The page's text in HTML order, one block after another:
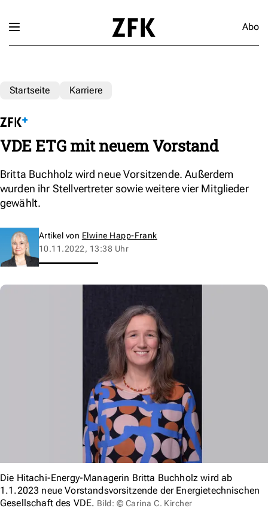
Abo
Startseite Karriere
VDE ETG mit neuem Vorstand
Britta Buchholz wird neue Vorsitzende. Außerdem
wurden ihr Stellvertreter sowie weitere vier Mitglieder
gewählt.
Artikel von Elwine Happ-Frank
10.11.2022, 13:38 Uhr
Die Hitachi-Energy-Managerin Britta Buchholz wird ab
1.1.2023 neue Vorstandsvorsitzende der Energietechnischen
Gesellschaft des VDE. Bild: © Carina C. Kircher